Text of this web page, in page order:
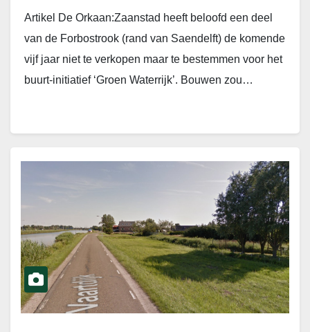
Artikel De Orkaan:Zaanstad heeft beloofd een deel
van de Forbostrook (rand van Saendelft) de komende
vijf jaar niet te verkopen maar te bestemmen voor het
buurt-initiatief ‘Groen Waterrijk’. Bouwen zou…